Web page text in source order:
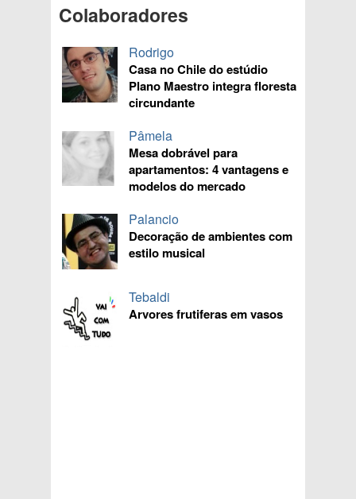
Colaboradores
Rodrigo
Casa no Chile do estúdio
Plano Maestro integra floresta
circundante
Pâmela
Mesa dobrável para
apartamentos: 4 vantagens e
modelos do mercado
Palancio
Decoração de ambientes com
estilo musical
Tebaldi
Arvores frutiferas em vasos